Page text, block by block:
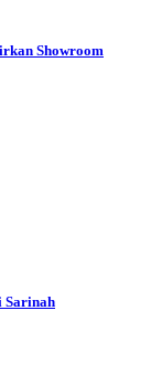
Showroom
Sarinah